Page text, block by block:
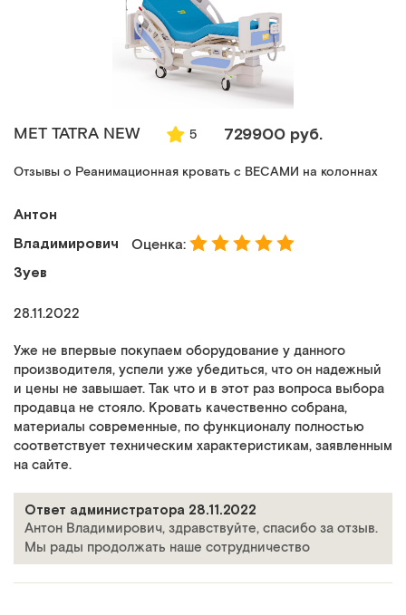
MET TATRA NEW 5 729900 руб.
Отзывы о Реанимационная кровать с ВЕСАМИ на колоннах
Антон
Владимирович
Зуев
Оценка:
28.11.2022
Уже не впервые покупаем оборудование у данного
производителя, успели уже убедиться, что он надежный
и цены не завышает. Так что и в этот раз вопроса выбора
продавца не стояло. Кровать качественно собрана,
материалы современные, по функционалу полностью
соответствует техническим характеристикам, заявленным
на сайте.
Ответ администратора 28.11.2022
Антон Владимирович, здравствуйте, спасибо за отзыв.
Мы рады продолжать наше сотрудничество